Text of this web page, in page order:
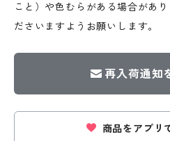
こと）や色むらがある場合があ
ださいますようお願いします。
再入荷通知
商品をアプリ